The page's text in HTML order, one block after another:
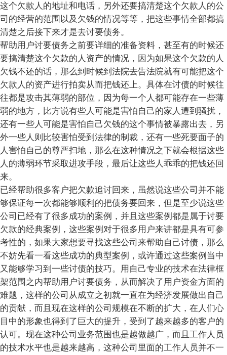
这个欠款人的地址和电话，另外还要搞清楚这个欠款人的公
司的经营的范围以及欠钱的情况等等，把这些事情全部都搞
清楚之后接下来才是去讨要债务。
帮助用户讨要债务之前要详细的准备资料，甚至有的时候还
要搞清楚这个欠款的人资产的情况，因为如果这个欠款的人
欠钱不还的话，那么到时候到法院去告法院就有可能把这个
欠款人的资产进行拍卖从而把钱还上。具体在讨债的时候往
往都是攻击其薄弱的部位，因为每一个人都可能存在一些薄
弱的地方，比方说有些人可能是害怕自己的家人遭到骚扰，
还有一些人可能是害怕自己欠钱的这个事情被暴露出去，另
外一些人则比较害怕受到法律的制裁，还有一些死要面子的
人害怕自己的尊严扫地，那么在这种情况之下就会根据这些
人的薄弱环节采取进攻手段，最后让这些人乖乖的把钱还回
来。
已经帮助很多客户把欠款追讨回来，虽然说这些公司并不能
够保证每一次都能够顺利的把债务要回来，但是至少说这些
公司已经有了很多成功的案例，并且这些案例都是属于讨要
欠款的经典案例，这些案例对于很多用户来讲都是具有可参
考性的，如果大家想要寻找这些公司来帮助自己讨债，那么
不妨先看一看这些成功的典型案例，或许通过这些案例当中
又能够学习到一些讨债的技巧。用自己专业的技术在法律框
架范围之内帮助用户讨要债务，从而解决了用户资金方面的
难题，这样的公司从成立之初就一直在为经济发展做出自己
的贡献，而且现在这样的公司规模在不断的扩大，在人们心
目中的形象也得到了巨大的提升，受到了越来越多的客户的
认可。现在这种公司业务范围也是越做越广，而且工作人员
的技术水平也是越来越高，这种公司里面的工作人员并不一